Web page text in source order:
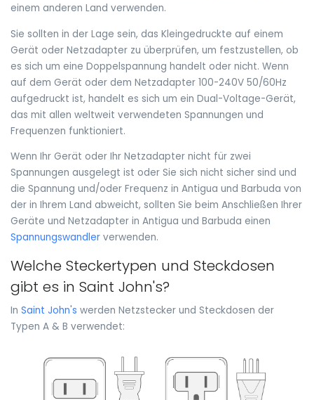
einem anderen Land verwenden.
Sie sollten in der Lage sein, das Kleingedruckte auf einem
Gerät oder Netzadapter zu überprüfen, um festzustellen, ob
es sich um eine Doppelspannung handelt oder nicht. Wenn
auf dem Gerät oder dem Netzadapter 100-240V 50/60Hz
aufgedruckt ist, handelt es sich um ein Dual-Voltage-Gerät,
das mit allen weltweit verwendeten Spannungen und
Frequenzen funktioniert.
Wenn Ihr Gerät oder Ihr Netzadapter nicht für zwei
Spannungen ausgelegt ist oder Sie sich nicht sicher sind und
die Spannung und/oder Frequenz in Antigua und Barbuda von
der in Ihrem Land abweicht, sollten Sie beim Anschließen Ihrer
Geräte und Netzadapter in Antigua und Barbuda einen
Spannungswandler verwenden.
Welche Steckertypen und Steckdosen
gibt es in Saint John's?
In Saint John's werden Netzstecker und Steckdosen der
Typen A & B verwendet: